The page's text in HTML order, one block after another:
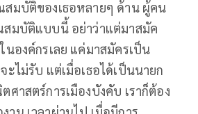
มบัติของเธอหลายๆ ด้าน ผู้คน
มบัติแบบนี้ อย่าว่าแต่มาสมัค
นองค์กรเลย แค่มาสมัครเป็น
ะไม่รับ แต่เมื่อเธอได้เป็นนายก
ศาสตร์การเมืองบังคับ เราก็ต้อง